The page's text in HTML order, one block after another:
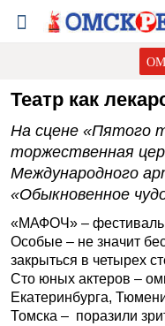
Театр как
На сцене «Пятого
торжественная
Международного
«Обыкновенное
«МАФОЧ» – фестиваль
Особые – не значит
закрыться в четырех
Сто юных актеров –
Екатеринбурга,
Томска – поразили